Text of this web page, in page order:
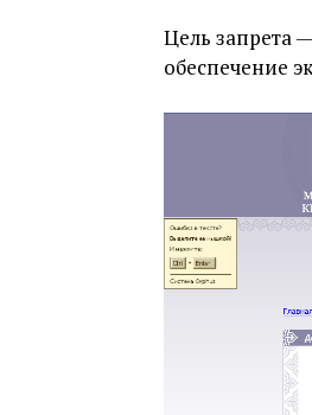
Цель запрета
обеспечение